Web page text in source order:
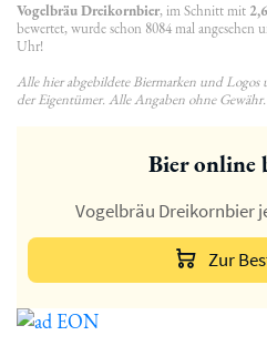
Vogelbräu Dreikornbier, im Schnitt mit 2,6
bewertet, wurde schon 8084 mal angesehen
Uhr!
Alle hier abgebildete Biermarken und Logos
der Eigentümer. Alle Angaben ohne Gewähr.
Bier online
Vogelbräu Dreikornbier
Zur